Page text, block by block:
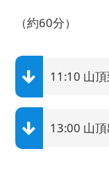
（約60分）
11:10 山
13:00 山